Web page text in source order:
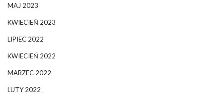
MAJ 2023
KWIECIEŃ 2023
LIPIEC 2022
KWIECIEŃ 2022
MARZEC 2022
LUTY 2022